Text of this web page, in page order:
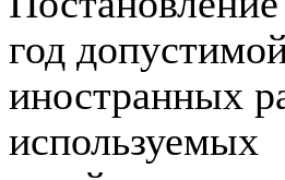
год
иностранных
используемых